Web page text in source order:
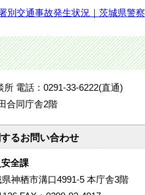
別交通事故発生状況｜茨城県警察
所 電話：0291-33-6222(直通)
合同庁舎2階
るお問い合わせ
全課
神栖市溝口4991-5 本庁舎3階